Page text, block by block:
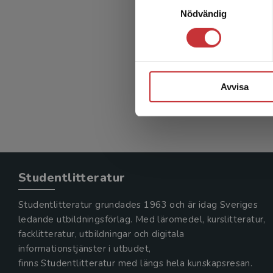
Nödvändig
Avvisa
Studentlitteratur
Studentlitteratur grundades 1963 och är idag Sveriges
ledande utbildningsförlag. Med läromedel, kurslitteratur,
facklitteratur, utbildningar och digitala
informationstjänster i utbudet,
finns Studentlitteratur med längs hela kunskapsresan.